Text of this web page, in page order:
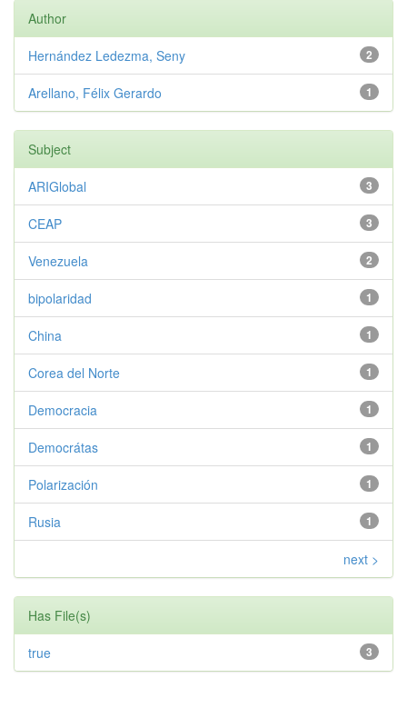
Author
2
Hernández Ledezma, Seny
1
Arellano, Félix Gerardo
Subject
3
ARIGlobal
3
CEAP
2
Venezuela
1
bipolaridad
1
China
1
Corea del Norte
1
Democracia
1
Democrátas
1
Polarización
1
Rusia
next >
Has File(s)
3
true